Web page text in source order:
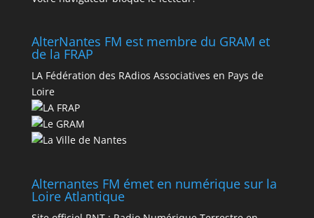
AlterNantes FM est membre du GRAM et
de la FRAP
LA Fédération des RAdios Associatives en Pays de
Loire
Alternantes FM émet en numérique sur la
Loire Atlantique